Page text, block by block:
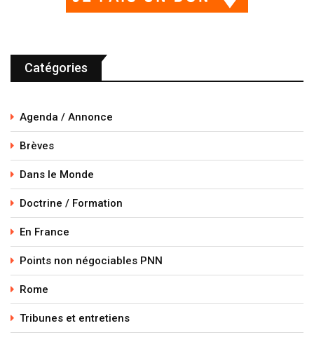
Catégories
Agenda / Annonce
Brèves
Dans le Monde
Doctrine / Formation
En France
Points non négociables PNN
Rome
Tribunes et entretiens